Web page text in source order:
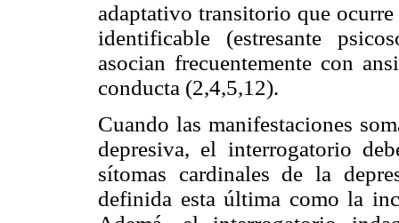
adaptativo transitorio que ocurre
identificable (estresante
asocian frecuentemente con
conducta (2,4,5,12).
Cuando las manifestaciones
depresiva, el interrogatorio
sítomas cardinales de la
definida esta última como la